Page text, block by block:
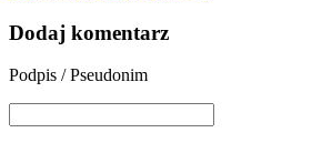
Dodaj komentarz
Podpis / Pseudonim